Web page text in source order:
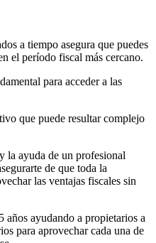
a tiempo asegura que puedes
el período fiscal más cercano.
para acceder a las
que puede resultar complejo
la ayuda de un profesional
de que toda la
las ventajas fiscales sin
años ayudando a propietarios a
para aprovechar cada una de